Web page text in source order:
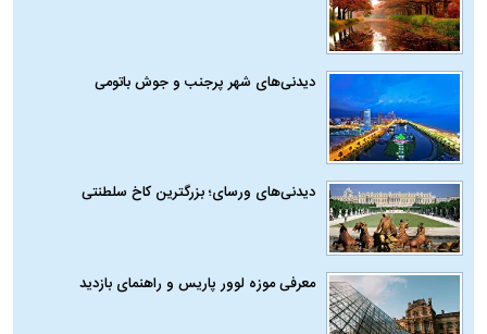
دیدنی‌های شهر پرجنب و جوش باتومی
دیدنی‌های ورسای؛ بزرگترین کاخ سلطنتی
معرفی موزه لوور پاریس و راهنمای بازدید